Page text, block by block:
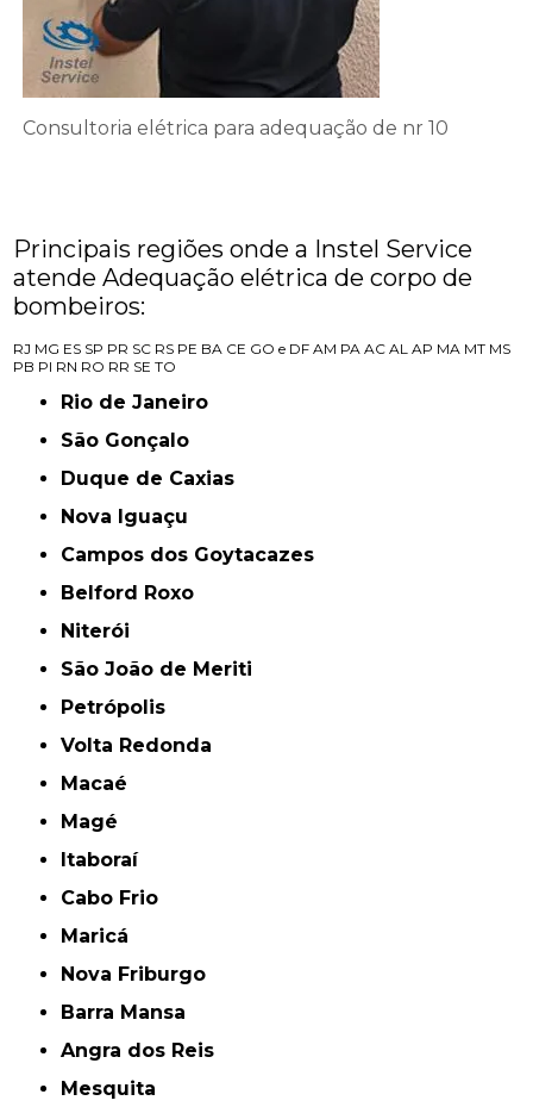
Consultoria elétrica para adequação de nr 10
Principais regiões onde a Instel Service
atende Adequação elétrica de corpo de
bombeiros:
RJ MG ES SP PR SC RS PE BA CE GO e DF AM PA AC AL AP MA MT MS
PB PI RN RO RR SE TO
Rio de Janeiro
São Gonçalo
Duque de Caxias
Nova Iguaçu
Campos dos Goytacazes
Belford Roxo
Niterói
São João de Meriti
Petrópolis
Volta Redonda
Macaé
Magé
Itaboraí
Cabo Frio
Maricá
Nova Friburgo
Barra Mansa
Angra dos Reis
Mesquita